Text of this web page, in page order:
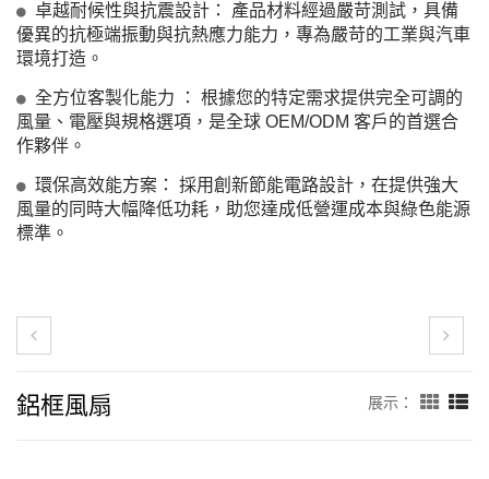
卓越耐候性與抗震設計： 產品材料經過嚴苛測試，具備
優異的抗極端振動與抗熱應力能力，專為嚴苛的工業與汽車
環境打造。
全方位客製化能力 ： 根據您的特定需求提供完全可調的
風量、電壓與規格選項，是全球 OEM/ODM 客戶的首選合
作夥伴。
環保高效能方案： 採用創新節能電路設計，在提供強大
風量的同時大幅降低功耗，助您達成低營運成本與綠色能源
標準。
鋁框風扇 展示：